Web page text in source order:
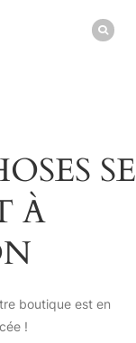
SE
À
boutique est en
!